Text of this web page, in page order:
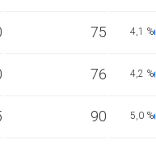
75 4,1 %
76 4,2 %
90 5,0 %